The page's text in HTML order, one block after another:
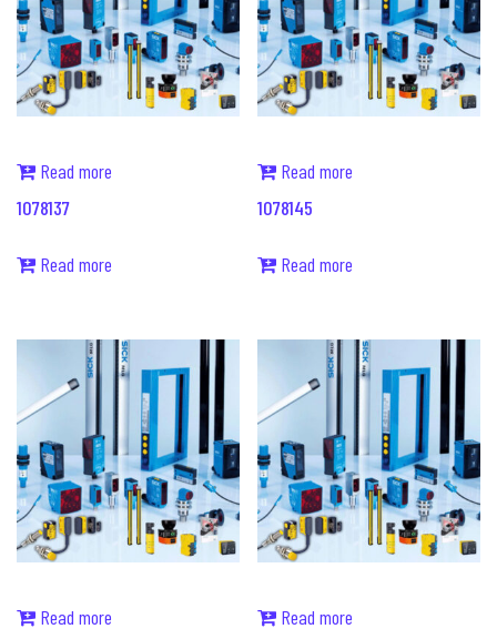
Read more
1078137
Read more
Read more
1078145
Read more
Read more
Read more